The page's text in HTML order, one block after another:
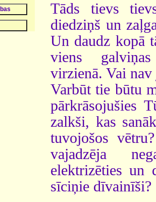
Tāds tievs
diedziņš un
Un daudz kopā
viens
virzienā. Vai
Varbūt tie būtu
pārkrāsojušies
zalkši, kas
tuvojošos
vajadzēja
elektrizēties un
sīciņie dīvainīši?